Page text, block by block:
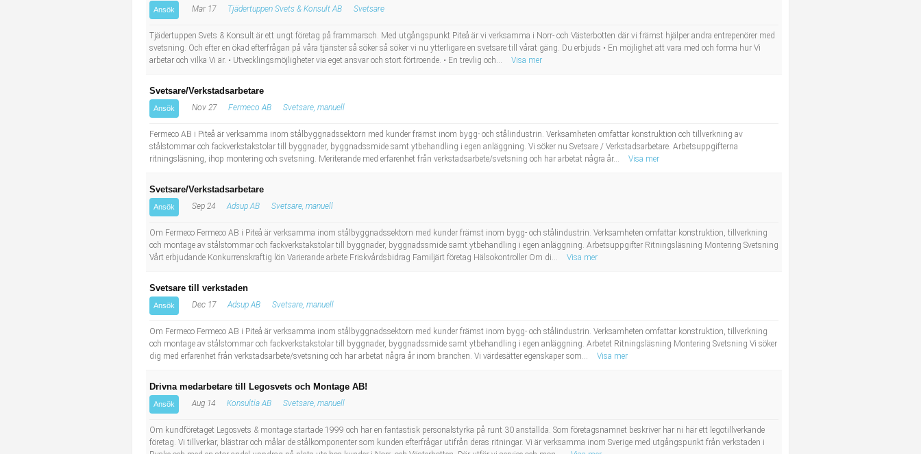
Ansök Mar 17 Tjädertuppen Svets & Konsult AB Svetsare
Tjädertuppen Svets & Konsult är ett ungt företag på frammarsch. Med utgångspunkt Piteå är vi verksamma i Norr- och Västerbotten där vi främst hjälper andra entrepenörer med
svetsning. Och efter en ökad efterfrågan på våra tjänster så söker så söker vi nu ytterligare en svetsare till vårat gäng. Du erbjuds • En möjlighet att vara med och forma hur Vi
arbetar och vilka Vi är. • Utvecklingsmöjligheter via eget ansvar och stort förtroende. • En trevlig och...
Visa mer
Svetsare/Verkstadsarbetare
Ansök Nov 27 Fermeco AB Svetsare, manuell
Fermeco AB i Piteå är verksamma inom stålbyggnadssektorn med kunder främst inom bygg- och stålindustrin. Verksamheten omfattar konstruktion och tillverkning av
stålstommar och fackverkstakstolar till byggnader, byggnadssmide samt ytbehandling i egen anläggning. Vi söker nu Svetsare / Verkstadsarbetare. Arbetsuppgifterna
ritningsläsning, ihop montering och svetsning. Meriterande med erfarenhet från verkstadsarbete/svetsning och har arbetat några år...
Visa mer
Svetsare/Verkstadsarbetare
Ansök Sep 24 Adsup AB Svetsare, manuell
Om Fermeco Fermeco AB i Piteå är verksamma inom stålbyggnadssektorn med kunder främst inom bygg- och stålindustrin. Verksamheten omfattar konstruktion, tillverkning
och montage av stålstommar och fackverkstakstolar till byggnader, byggnadssmide samt ytbehandling i egen anläggning. Arbetsuppgifter Ritningsläsning Montering Svetsning
Vårt erbjudande Konkurrenskraftig lön Varierande arbete Friskvårdsbidrag Familjärt företag Hälsokontroller Om di...
Visa mer
Svetsare till verkstaden
Ansök Dec 17 Adsup AB Svetsare, manuell
Om Fermeco Fermeco AB i Piteå är verksamma inom stålbyggnadssektorn med kunder främst inom bygg- och stålindustrin. Verksamheten omfattar konstruktion, tillverkning
och montage av stålstommar och fackverkstakstolar till byggnader, byggnadssmide samt ytbehandling i egen anläggning. Arbetet Ritningsläsning Montering Svetsning Vi söker
dig med erfarenhet från verkstadsarbete/svetsning och har arbetat några år inom branchen. Vi värdesätter egenskaper som...
Visa mer
Drivna medarbetare till Legosvets och Montage AB!
Ansök Aug 14 Konsultia AB Svetsare, manuell
Om kundföretaget Legosvets & montage startade 1999 och har en fantastisk personalstyrka på runt 30 anställda. Som företagsnamnet beskriver har ni här ett legotillverkande
företag. Vi tillverkar, blästrar och målar de stålkomponenter som kunden efterfrågar utifrån deras ritningar. Vi är verksamma inom Sverige med utgångspunkt från verkstaden i